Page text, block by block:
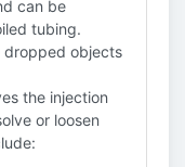
can be
tubing.
dropped objects
the injection
or loosen